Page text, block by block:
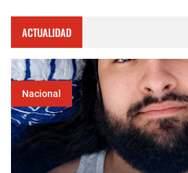
ACTUALIDAD
Nacional